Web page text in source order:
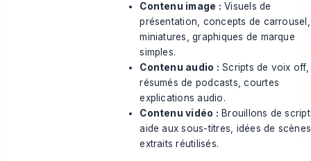
Contenu image : Visuels de
présentation, concepts de carrousel,
miniatures, graphiques de marque
simples.
Contenu audio : Scripts de voix off,
résumés de podcasts, courtes
explications audio.
Contenu vidéo : Brouillons de
aide aux sous-titres, idées de
extraits réutilisés.